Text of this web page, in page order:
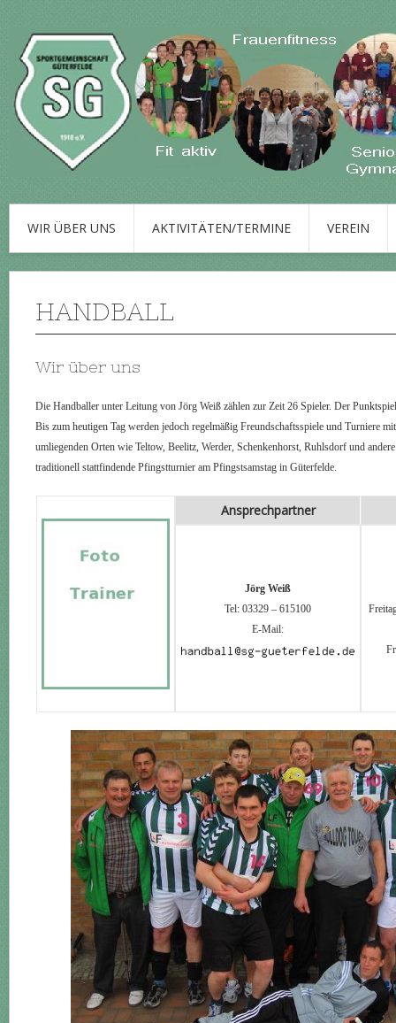
WIR ÜBER UNS AKTIVITÄTEN/TERMINE VEREIN
HANDBALL
Wir über uns
Die Handballer unter Leitung von Jörg Weiß zählen zur Zeit 26 Spieler. Der
Bis zum heutigen Tag werden jedoch regelmäßig Freundschaftsspiele und Turniere
umliegenden Orten wie Teltow, Beelitz, Werder, Schenkenhorst, Ruhlsdorf und
traditionell stattfindende Pfingstturnier am Pfingstsamstag in Güterfelde.
Ansprechpartner
Jörg Weiß
Tel: 03329 – 615100
E-Mail: